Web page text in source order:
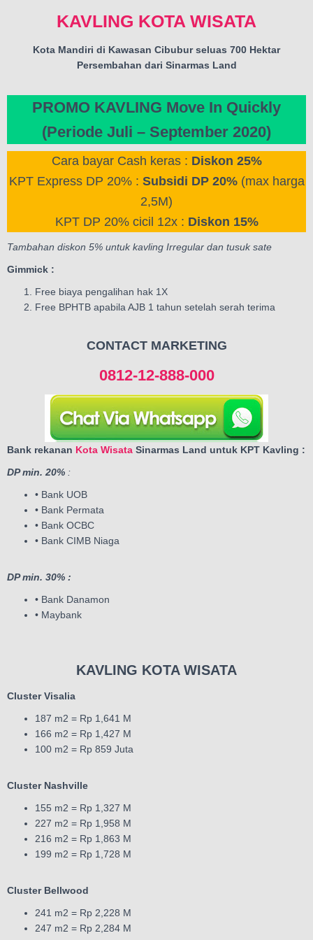
KAVLING KOTA WISATA
Kota Mandiri di Kawasan Cibubur seluas 700 Hektar
Persembahan dari Sinarmas Land
PROMO KAVLING Move In Quickly
(Periode Juli – September 2020)
Cara bayar Cash keras : Diskon 25%
KPT Express DP 20% : Subsidi DP 20%(max harga
2,5M)
KPT DP 20% cicil 12x : Diskon 15%
Tambahan diskon 5% untuk kavling Irregular dan tusuk sate
Gimmick :
Free biaya pengalihan hak 1X
Free BPHTB apabila AJB 1 tahun setelah serah terima
CONTACT MARKETING
0812-12-888-000
Bank rekanan Kota Wisata Sinarmas Land untuk KPT Kavling :
DP min. 20% :
• Bank UOB
• Bank Permata
• Bank OCBC
• Bank CIMB Niaga
DP min. 30% :
• Bank Danamon
• Maybank
KAVLING KOTA WISATA
Cluster Visalia
187 m2 = Rp 1,641 M
166 m2 = Rp 1,427 M
100 m2 = Rp 859 Juta
Cluster Nashville
155 m2 = Rp 1,327 M
227 m2 = Rp 1,958 M
216 m2 = Rp 1,863 M
199 m2 = Rp 1,728 M
Cluster Bellwood
241 m2 = Rp 2,228 M
247 m2 = Rp 2,284 M